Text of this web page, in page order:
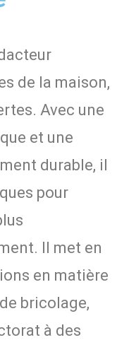
de la maison,
Avec une
et une
durable, il
pour
Il met en
en matière
bricolage,
à des